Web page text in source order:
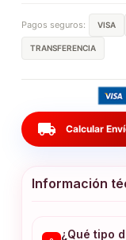
Pagos seguros: VISA
TRANSFERENCIA
local_shipping Calcular
Información
¿Qué tipo